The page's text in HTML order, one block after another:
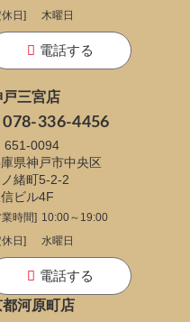
休日]
木曜日
電話する
戸三宮店
078-336-4456
651-0094
県神戸市中央区
緒町5-2-2
ビル4F
業時間] 10:00～19:00
休日]
水曜日
電話する
都河原町店